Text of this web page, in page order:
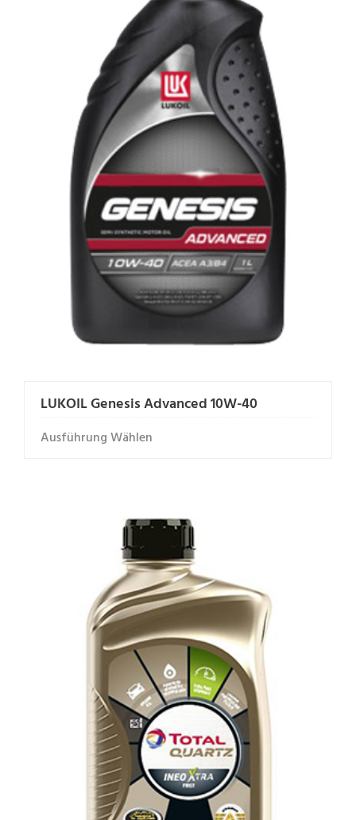
LUKOIL Genesis Advanced 10W-40
Ausführung Wählen